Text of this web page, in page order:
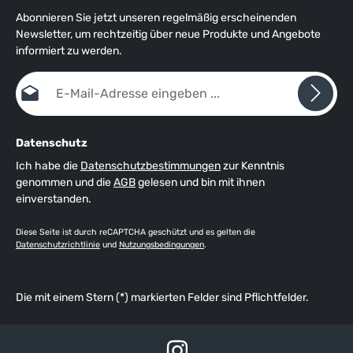
Abonnieren Sie jetzt unseren regelmäßig erscheinenden
Newsletter, um rechtzeitig über neue Produkte und Angebote
informiert zu werden.
E-Mail-Adresse*
Datenschutz
Ich habe die Datenschutzbestimmungenzur Kenntnis
genommen und dieAGBgelesen und bin mit ihnen
einverstanden.
Diese Seite ist durch reCAPTCHA geschützt und es gelten die
Datenschutzrichtlinie und Nutzungsbedingungen.
Die mit einem Stern (*) markierten Felder sind Pflichtfelder.